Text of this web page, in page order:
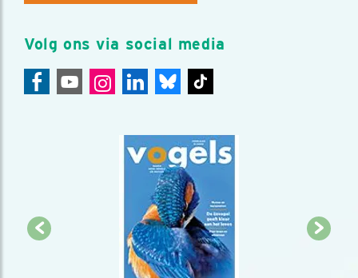
Volg ons via social media